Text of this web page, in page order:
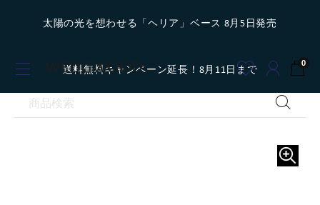
太陽の光を想わせる「ヘリア」ベース 8月5日発売
送料無料キャンペーン延長！8月11日まで 0